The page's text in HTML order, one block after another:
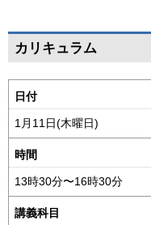
ッ
プ
へ
戻
る
ペ
ー
ジ
の
ト
ッ
プ
へ
戻
る
カリキュラム
時
間
割
り
表
日付
1月11日(木曜日)
時間
13時30分〜16時30分
講義科目